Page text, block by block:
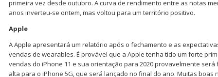
primeira vez desde outubro. A curva de rendimento entre as notas
anos inverteu-se ontem, mas voltou para um território positivo.
Apple
A Apple apresentará um relatório após o fechamento e as
vendas de wearables. É provável que a Apple tenha tido um forte
vendas do iPhone 11 e sua orientação para 2020 provavelmente
alta para o iPhone 5G, que será lançado no final do ano. Muitas boas